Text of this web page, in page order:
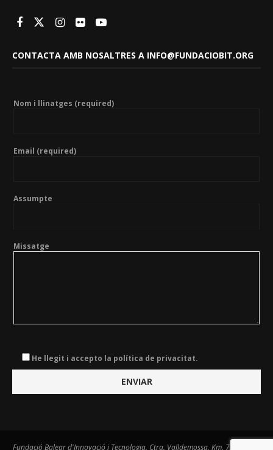
CONTACTA AMB NOSALTRES A INFO@FUNDACIOBIT.ORG
Nom i llinatges (required)
Email (required)
Assumpte
Missatge
He llegit i accepto la política de privacitat.
Fundació Balear d'Innovació i Tecnologia. Ctra. Valldemossa, Km. 7,4. Centre